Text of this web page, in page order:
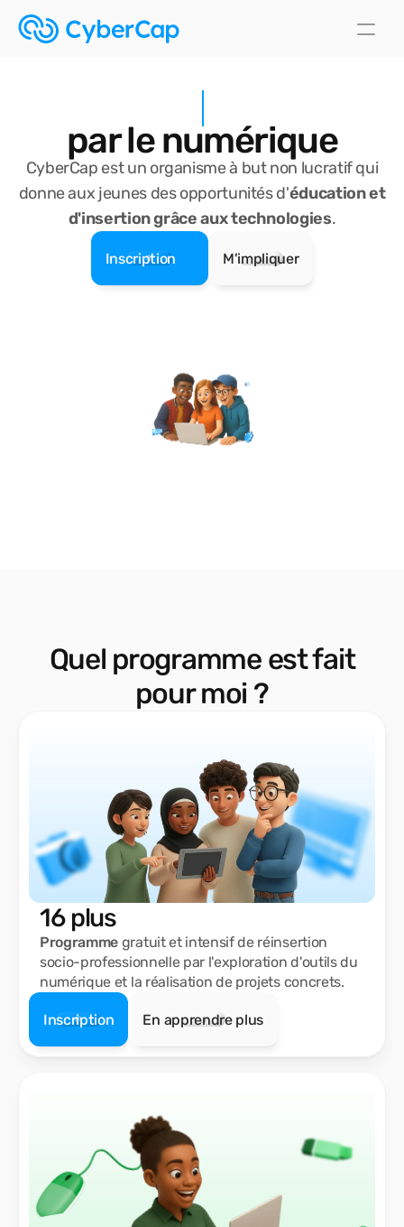
par le numérique
CyberCap est un organisme à but non lucratif qui
donne aux jeunes des opportunités d'éducation et
d'insertion grâce aux technologies.
Inscription M'impliquer
Quel programme est fait
pour moi ?
16 plus
Programme gratuit et intensif de réinsertion
socio-professionnelle par l'exploration d'outils du
numérique et la réalisation de projets concrets.
Inscription En apprendre plus